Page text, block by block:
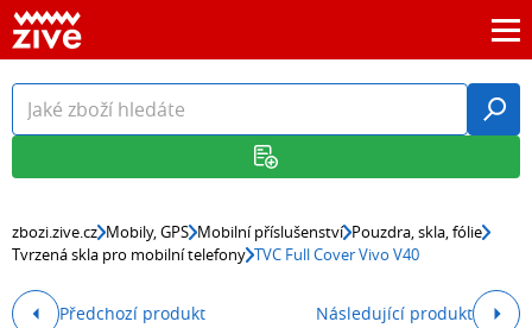
zbozi.zive.cz Mobily, GPS Mobilní příslušenství Pouzdra, skla, fólie
Tvrzená skla pro mobilní telefony TVC Full Cover Vivo V40
Předchozí produkt Následující produkt